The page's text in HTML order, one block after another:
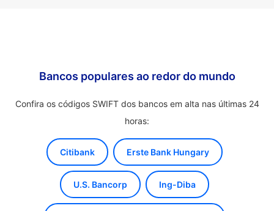
Bancos populares ao redor do mundo
Confira os códigos SWIFT dos bancos em alta nas últimas 24
horas:
Citibank Erste Bank Hungary
U.S. Bancorp Ing-Diba